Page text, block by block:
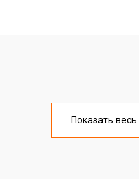
Показать